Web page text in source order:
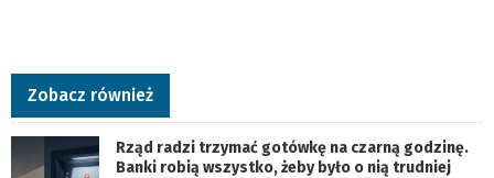
Zobacz również
Rząd radzi trzymać gotówkę na czarną godzinę.
Banki robią wszystko, żeby było o nią trudniej